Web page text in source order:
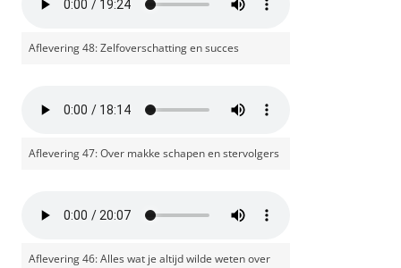
Aflevering 48: Zelfoverschatting en succes
Aflevering 47: Over makke schapen en stervolgers
Aflevering 46: Alles wat je altijd wilde weten over